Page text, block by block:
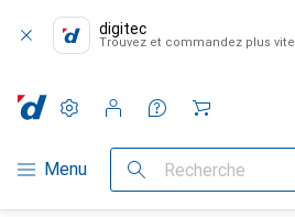
digitec
Trouvez et commandez plus vite
Navigation par catégorie
Menu Recherche
Paramètres
Compte client
Listes de comparaison
Listes d'envies
Panier